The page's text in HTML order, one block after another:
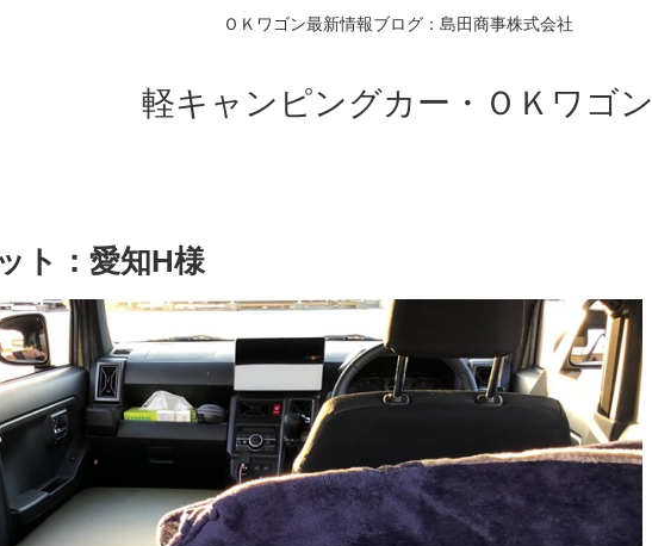
ＯＫワゴン最新情報ブログ：島田商事株式会社
軽キャンピングカー・ＯＫワゴン
ト：愛知H様